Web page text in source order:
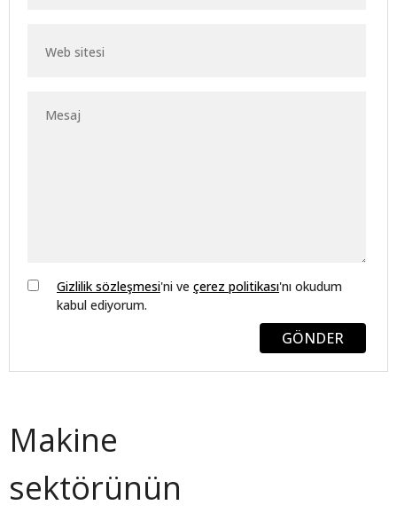
Gizlilik sözleşmesi'ni ve çerez politikası'nı okudum
kabul ediyorum.
GÖNDER
Makine
sektörünün